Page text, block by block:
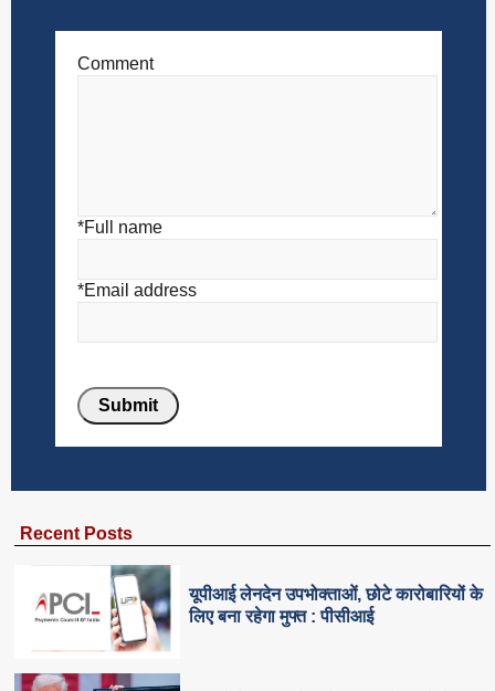
Comment
*Full name
*Email address
Recent Posts
यूपीआई लेनदेन उपभोक्ताओं, छोटे कारोबारियों के
लिए बना रहेगा मुफ्त : पीसीआई